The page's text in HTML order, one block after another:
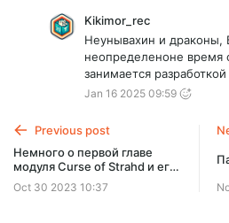
Kikimor_rec
Неунывахин и драконы,
неопределеноне время
занимается
Jan 16 2025 09:59
Previous post
Немного о первой главе
модуля Curse of Strahd и его
задержке.
Oct 30 2023 10:37